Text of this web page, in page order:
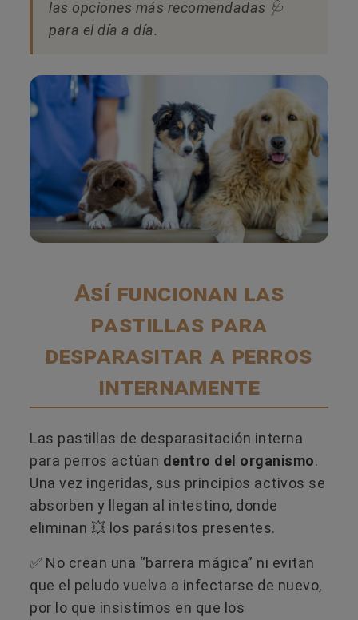
las opciones más recomendadas 🩺
para el día a día.
Así funcionan las
pastillas para
desparasitar a perros
internamente
Las pastillas de desparasitación interna
para perros actúan dentro del organismo.
Una vez ingeridas, sus principios activos se
absorben y llegan al intestino, donde
eliminan 💥 los parásitos presentes.
✅ No crean una “barrera mágica” ni evitan
que el peludo vuelva a infectarse de nuevo,
por lo que insistimos en que los